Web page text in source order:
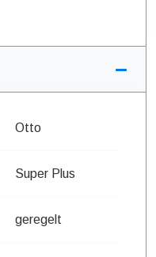
Otto
Super Plus
geregelt